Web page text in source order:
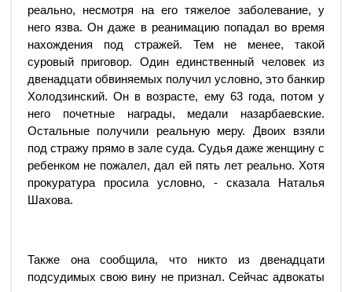
реально, несмотря на его тяжелое заболевание, у
него язва. Он даже в реанимацию попадал во время
нахождения под стражей. Тем не менее, такой
суровый приговор. Один единственный человек из
двенадцати обвиняемых получил условно, это банкир
Холодзинский. Он в возрасте, ему 63 года, потом у
него почетные награды, медали назарбаевские.
Остальные получили реальную меру. Двоих взяли
под стражу прямо в зале суда. Судья даже женщину с
ребенком не пожалел, дал ей пять лет реально. Хотя
прокуратура просила условно, - сказала Наталья
Шахова.
Также она сообщила, что никто из двенадцати
подсудимых свою вину не признал. Сейчас адвокаты